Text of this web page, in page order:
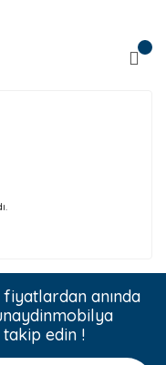
anında
takip edin !